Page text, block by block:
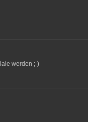
werden ;-)